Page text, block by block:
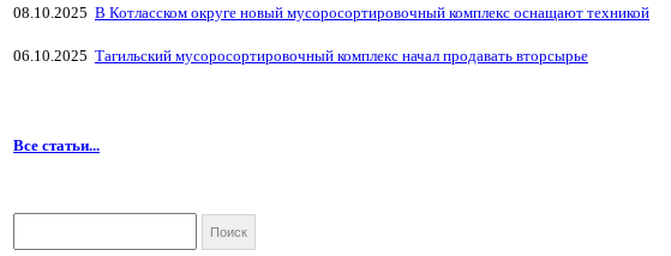
08.10.2025 В Котласском округе новый мусоросортировочный комплекс оснащают техникой
06.10.2025 Тагильский мусоросортировочный комплекс начал продавать вторсырье
Все статьи...